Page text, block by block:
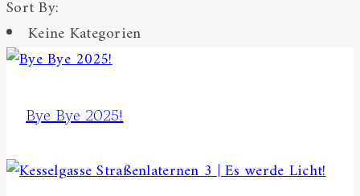
Sort By:
Keine Kategorien
Bye Bye 2025!